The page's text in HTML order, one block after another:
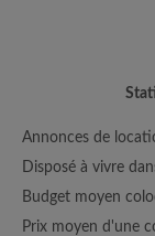
Annonces de
Disposé à vivre
Budget moyen
Prix moyen d'une